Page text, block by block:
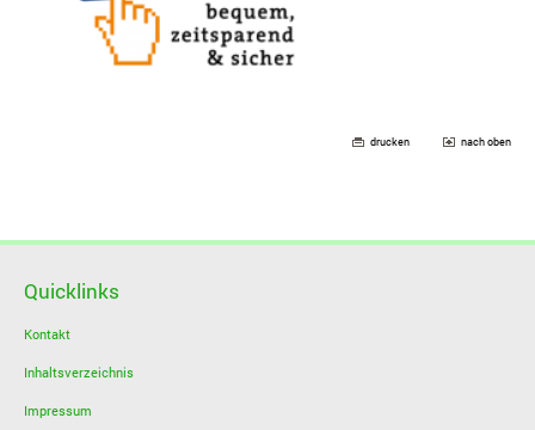
drucken nach oben
Quicklinks
Kontakt
Inhaltsverzeichnis
Impressum